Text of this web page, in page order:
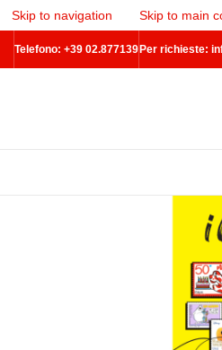
Skip to navigation Skip to main
Telefono: +39 02.877139 Per richieste: